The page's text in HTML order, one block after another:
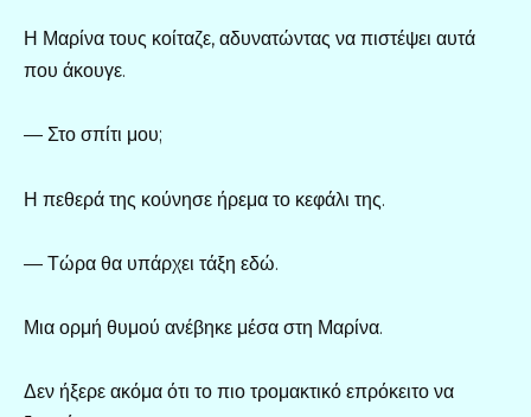
Η Μαρίνα τους κοίταζε, αδυνατώντας να πιστέψει αυτά
που άκουγε.
— Στο σπίτι μου;
Η πεθερά της κούνησε ήρεμα το κεφάλι της.
— Τώρα θα υπάρχει τάξη εδώ.
Μια ορμή θυμού ανέβηκε μέσα στη Μαρίνα.
Δεν ήξερε ακόμα ότι το πιο τρομακτικό επρόκειτο να